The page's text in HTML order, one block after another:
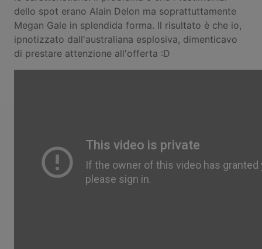
dello spot erano Alain Delon ma soprattuttamente
Megan Gale in splendida forma. Il risultato è che io,
ipnotizzato dall'australiana esplosiva, dimenticavo
di prestare attenzione all'offerta :D